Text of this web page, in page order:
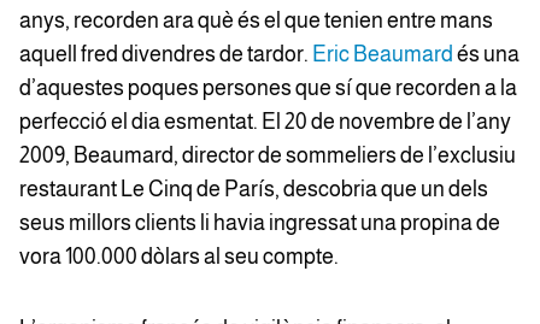
anys, recorden ara què és el que tenien entre mans
aquell fred divendres de tardor. Eric Beaumard és una
d’aquestes poques persones que sí que recorden a la
perfecció el dia esmentat. El 20 de novembre de l’any
2009, Beaumard, director de sommeliers de l’exclusiu
restaurant Le Cinq de París, descobria que un dels
seus millors clients li havia ingressat una propina de
vora 100.000 dòlars al seu compte.